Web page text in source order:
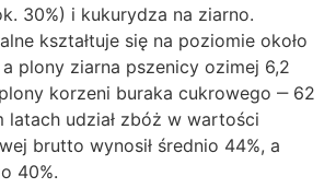
30%) i kukurydza na ziarno.
kształtuje się na poziomie około
a plony ziarna pszenicy ozimej 6,2
korzeni buraka cukrowego ‒ 62
latach udział zbóż w wartości
brutto wynosił średnio 44%, a
40%.